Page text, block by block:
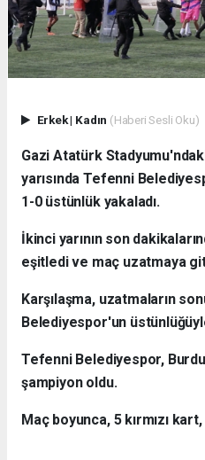
Erkek| Kadın (Haberi Sesli Oku)
Gazi Atatürk
yarısında Tefenni
1-0 üstünlük yakaladı.
İkinci yarının son
eşitledi ve maç uzatmaya
Karşılaşma, uzatmaların
Belediyespor'un
Tefenni Belediyespor,
şampiyon oldu.
Maç boyunca, 5 kırmızı